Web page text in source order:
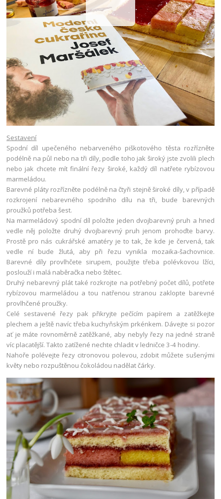
Sestavení
Spodní díl upečeného nebarveného piškotového těsta rozřízněte
podélně na půl nebo na tři díly, podle toho jak široký jste zvolili plech
nebo jak chcete mít finální řezy široké, každý díl natřete rybízovou
marmeládou.
Barevné pláty rozřízněte podélně na čtyři stejně široké díly, v případě
rozkrojení nebarevného spodního dílu na tři, bude barevných
proužků potřeba šest.
Na marmeládový spodní díl položte jeden dvojbarevný pruh a hned
vedle něj položte druhý dvojbarevný pruh jenom prohoďte barvy.
Prostě pro nás cukrářské amatéry je to tak, že kde je červená, tak
vedle ní bude žlutá, aby při řezu vynikla mozaika-šachovnice.
Barevné díly provlhčete sirupem, použijte třeba polévkovou lžíci,
poslouží i malá naběračka nebo štětec.
Druhý nebarevný plát také rozkrojte na potřebný počet dílů, potřete
rybízovou marmeládou a tou natřenou stranou zaklopte barevné
provlhčené proužky.
Celé sestavené řezy pak přikryjte pečícím papírem a zatěžkejte
plechem a ještě navíc třeba kuchyňským prkénkem. Dávejte si pozor
ať je máte rovnoměrně zatěžkané, aby nebyly řezy na jedné straně
víc placatější. Takto zatížené nechte chladit v ledničce 3-4 hodiny.
Nahoře polévejte řezy citronovou polevou, zdobit můžete sušenými
květy nebo rozpuštěnou čokoládou nadělat čárky.